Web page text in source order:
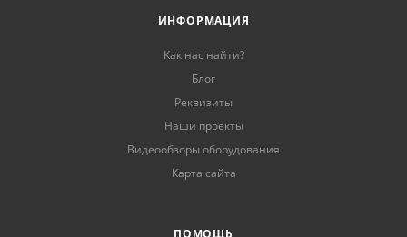
ИНФОРМАЦИЯ
Как нас найти?
Блог
Реквизиты
Наши проекты
Видеообзоры оборудования
Карта сайта
ПОМОЩЬ